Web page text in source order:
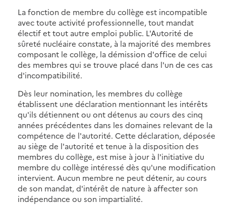
La fonction de membre du collège est incompatible
avec toute activité professionnelle, tout mandat
électif et tout autre emploi public. L'Autorité de
sûreté nucléaire constate, à la majorité des membres
composant le collège, la démission d'office de celui
des membres qui se trouve placé dans l'un de ces cas
d'incompatibilité.
Dès leur nomination, les membres du collège
établissent une déclaration mentionnant les intérêts
qu'ils détiennent ou ont détenus au cours des cinq
années précédentes dans les domaines relevant de la
compétence de l'autorité. Cette déclaration, déposée
au siège de l'autorité et tenue à la disposition des
membres du collège, est mise à jour à l'initiative du
membre du collège intéressé dès qu'une modification
intervient. Aucun membre ne peut détenir, au cours
de son mandat, d'intérêt de nature à affecter son
indépendance ou son impartialité.